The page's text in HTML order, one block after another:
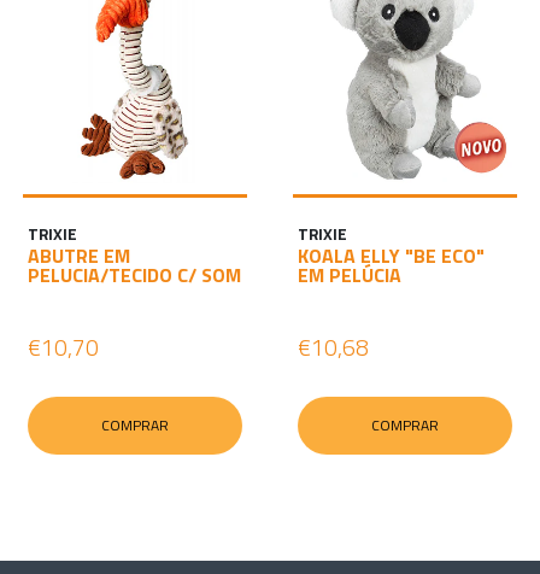
TRIXIE
ABUTRE EM
PELUCIA/TECIDO C/ SOM
€10,70
COMPRAR
TRIXIE
KOALA ELLY "BE ECO"
EM PELÚCIA
€10,68
COMPRAR